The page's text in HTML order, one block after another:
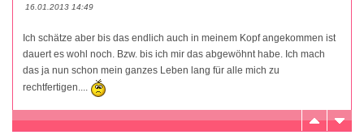
16.01.2013 14:49
Ich schätze aber bis das endlich auch in meinem Kopf angekommen ist
dauert es wohl noch. Bzw. bis ich mir das abgewöhnt habe. Ich mach
das ja nun schon mein ganzes Leben lang für alle mich zu
rechtfertigen....